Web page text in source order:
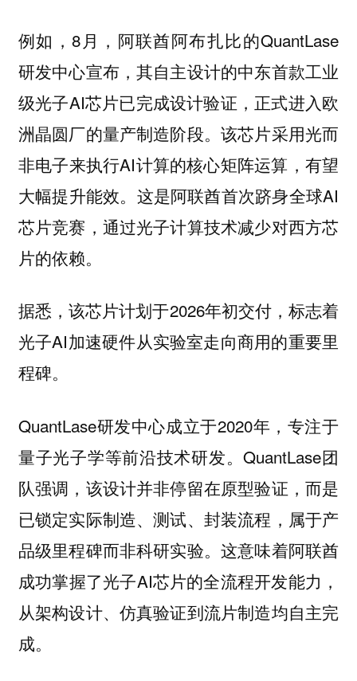
例如，8月，阿联酋阿布扎比的QuantLase
研发中心宣布，其自主设计的中东首款工业
级光子AI芯片已完成设计验证，正式进入欧
洲晶圆厂的量产制造阶段。该芯片采用光而
非电子来执行AI计算的核心矩阵运算，有望
大幅提升能效。这是阿联酋首次跻身全球AI
芯片竞赛，通过光子计算技术减少对西方芯
片的依赖。
据悉，该芯片计划于2026年初交付，标志着
光子AI加速硬件从实验室走向商用的重要里
程碑。
QuantLase研发中心成立于2020年，专注于
量子光子学等前沿技术研发。QuantLase团
队强调，该设计并非停留在原型验证，而是
已锁定实际制造、测试、封装流程，属于产
品级里程碑而非科研实验。这意味着阿联酋
成功掌握了光子AI芯片的全流程开发能力，
从架构设计、仿真验证到流片制造均自主完
成。